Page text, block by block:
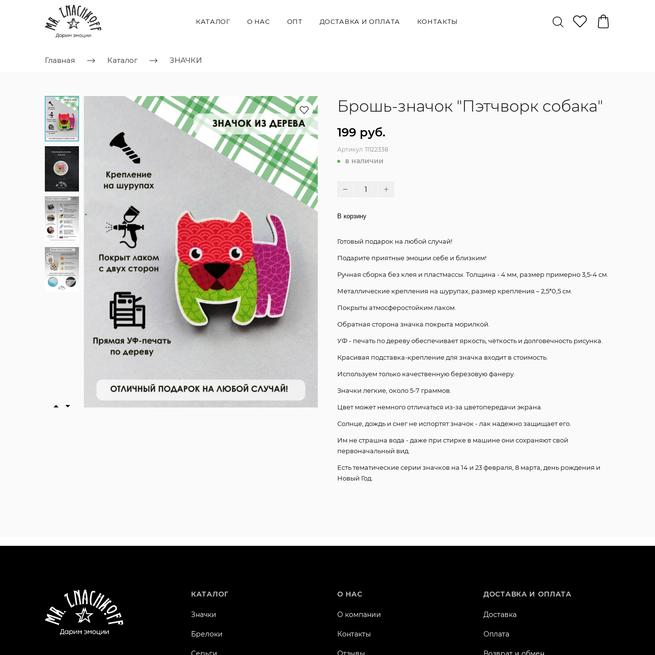
КАТАЛОГ О НАС ОПТ ДОСТАВКА И ОПЛАТА КОНТАКТЫ
Главная Каталог ЗНАЧКИ
Брошь-значок "Пэтчворк собака"
199 руб.
Артикул 11122338
в наличии
В корзину
Готовый подарок на любой случай!
Подарите приятные эмоции себе и близким!
Ручная сборка без клея и пластмассы. Толщина - 4 мм, размер примерно 3,5-4 см.
Металлические крепления на шурупах, размер крепления – 2,5*0,5 см.
Покрыты атмосферостойким лаком.
Обратная сторона значка покрыта морилкой.
УФ - печать по дереву обеспечивает яркость, чёткость и долговечность рисунка.
Красивая подставка-крепление для значка входит в стоимость.
Используем только качественную березовую фанеру.
Значки легкие, около 5-7 граммов.
Цвет может немного отличаться из-за цветопередачи экрана.
Солнце, дождь и снег не испортят значок - лак надежно защищает его.
Им не страшна вода - даже при стирке в машине они сохраняют свой
первоначальный вид.
Есть тематические серии значков на 14 и 23 февраля, 8 марта, день рождения и
Новый Год.
КАТАЛОГ
Значки
Брелоки
О НАС
О компании
Контакты
ДОСТАВКА И ОПЛАТА
Доставка
Оплата